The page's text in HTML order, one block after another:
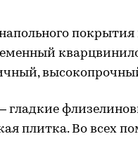
гладкие
плитка. Во всех